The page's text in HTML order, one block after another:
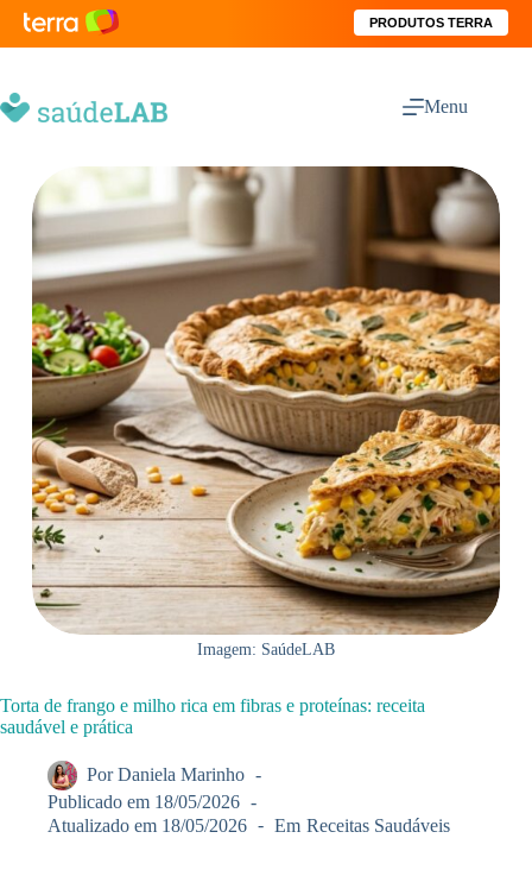
PRODUTOS TERRA
Menu
Imagem: SaúdeLAB
Torta de frango e milho rica em fibras e proteínas: receita
saudável e prática
Por Daniela Marinho
Publicado em 18/05/2026
Atualizado em 18/05/2026 Em Receitas Saudáveis